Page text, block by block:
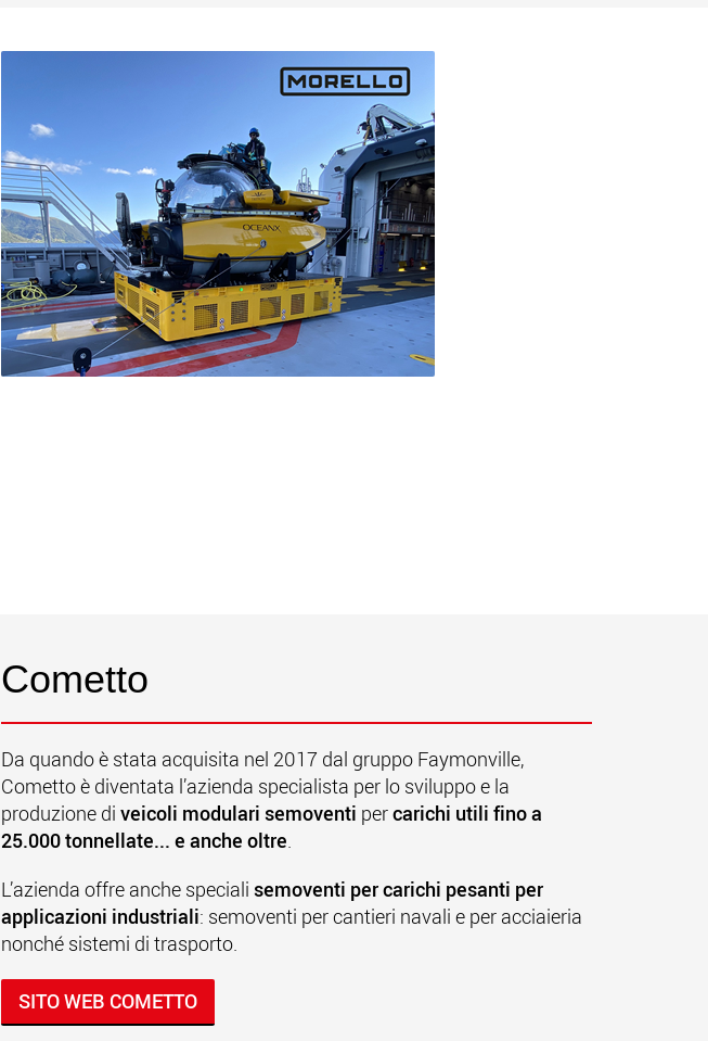
Cometto
Da quando è stata acquisita nel 2017 dal gruppo Faymonville,
Cometto è diventata l’azienda specialista per lo sviluppo e la
produzione di veicoli modulari semoventi percarichi utili fino a
25.000 tonnellate... e anche oltre.
L’azienda offre anche speciali semoventi per carichi pesanti per
applicazioni industriali: semoventi per cantieri navali e per acciaieria
nonché sistemi di trasporto.
SITO WEB COMETTO